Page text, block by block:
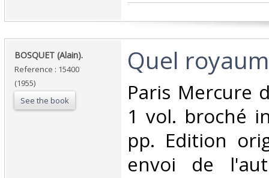
‎BOSQUET (Alain).‎
Reference : 15400
(1955)
See the book
‎Quel
‎Paris Mercure
1 vol. broché
pp. Edition
envoi de